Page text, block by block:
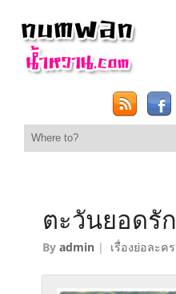
ตะวันยอดรัก
Byadmin | เรื่องย่อละคร